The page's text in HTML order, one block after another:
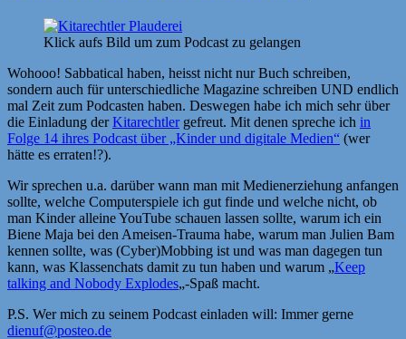
Klick aufs Bild um zum Podcast zu gelangen
Wohooo! Sabbatical haben, heisst nicht nur Buch schreiben,
sondern auch für unterschiedliche Magazine schreiben UND endlich
mal Zeit zum Podcasten haben. Deswegen habe ich mich sehr über
die Einladung derKitarechtlergefreut. Mit denen spreche ich in
Folge 14 ihres Podcast über „Kinder und digitale Medien“ (wer
hätte es erraten!?).
Wir sprechen u.a. darüber wann man mit Medienerziehung anfangen
sollte, welche Computerspiele ich gut finde und welche nicht, ob
man Kinder alleine YouTube schauen lassen sollte, warum ich ein
Biene Maja bei den Ameisen-Trauma habe, warum man Julien Bam
kennen sollte, was (Cyber)Mobbing ist und was man dagegen tun
kann, was Klassenchats damit zu tun haben und warum „Keep
talking and Nobody Explodes„-Spaß macht.
P.S. Wer mich zu seinem Podcast einladen will: Immer gerne
dienuf@posteo.de